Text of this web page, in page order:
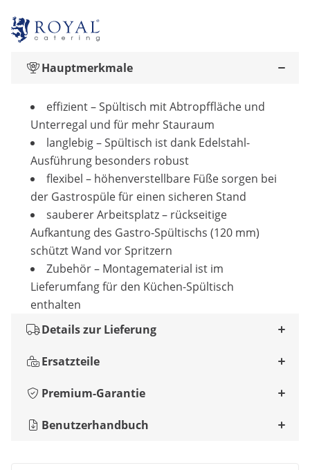
Hauptmerkmale
effizient – Spültisch mit Abtropffläche und
Unterregal und für mehr Stauraum
langlebig – Spültisch ist dank Edelstahl-
Ausführung besonders robust
flexibel – höhenverstellbare Füße sorgen bei
der Gastrospüle für einen sicheren Stand
sauberer Arbeitsplatz – rückseitige
Aufkantung des Gastro-Spültischs (120 mm)
schützt Wand vor Spritzern
Zubehör – Montagematerial ist im
Lieferumfang für den Küchen-Spültisch
enthalten
Details zur Lieferung
Ersatzteile
Premium-Garantie
Benutzerhandbuch